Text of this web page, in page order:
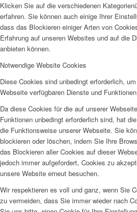
Klicken Sie auf die verschiedenen
erfahren. Sie können auch einige Ihrer
dass das Blockieren einiger Arten von
Erfahrung auf unseren Websites und auf die
anbieten können.
Notwendige Website Cookies
Diese Cookies sind unbedingt erforderlich,
Webseite verfügbaren Dienste und
Da diese Cookies für die auf unserer
Funktionen unbedingt erforderlich sind, hat
die Funktionsweise unserer Webseite. Sie
blockieren oder löschen, indem Sie Ihre
das Blockieren aller Cookies auf dieser
jedoch immer aufgefordert, Cookies zu
unsere Website erneut besuchen.
Wir respektieren es voll und ganz, wenn Sie
zu vermeiden, dass Sie immer wieder nach